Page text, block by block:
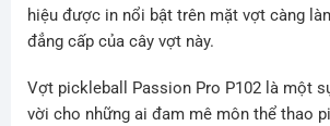
hiệu được in nổi bật trên mặt vợt càng
đẳng cấp của cây vợt này.
Vợt pickleball Passion Pro P102 là một
vời cho những ai đam mê môn thể thao